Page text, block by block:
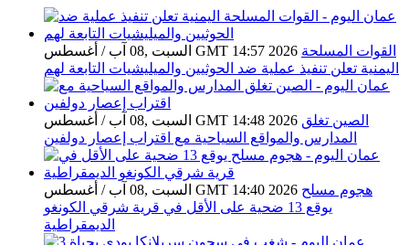
السبت ,08 آب / أغسطس GMT 14:57 2026 القوات المسلحة
اليمنية تعلن تنفيذ عملية ضد الحوثيين والميليشيات التابعة لهم
السبت ,08 آب / أغسطس GMT 14:48 2026 الصين تغلق
المدارس والمواقع السياحية مع اقتراب إعصار دولفين
السبت ,08 آب / أغسطس GMT 14:40 2026 هجوم مسلح
يوقع 13 ضحية على الأقل في قرية شرقي الكونغو
الديمقراطية